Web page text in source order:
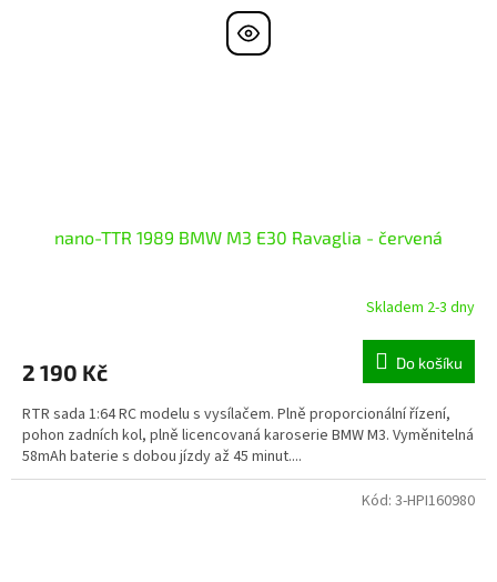
nano-TTR 1989 BMW M3 E30 Ravaglia - červená
Skladem 2-3 dny
2 190 Kč Do košíku
RTR sada 1:64 RC modelu s vysílačem. Plně proporcionální řízení,
pohon zadních kol, plně licencovaná karoserie BMW M3. Vyměnitelná
58mAh baterie s dobou jízdy až 45 minut....
Kód: 3-HPI160980